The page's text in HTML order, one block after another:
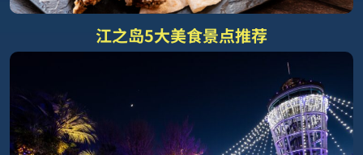
江之岛5大美食景点推荐